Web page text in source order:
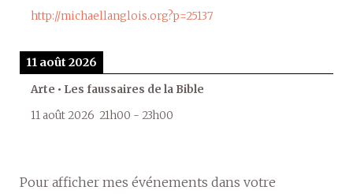
http://michaellanglois.org?p=25137
11 août 2026
Arte • Les faussaires de la Bible
11 août 2026 21h00 - 23h00
Pour afficher mes événements dans votre